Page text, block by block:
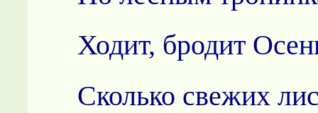
Ходит, бродит
Сколько свежих